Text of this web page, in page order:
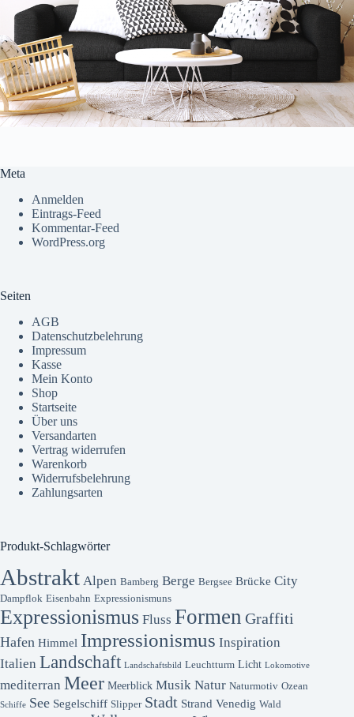
Meta
Anmelden
Eintrags-Feed
Kommentar-Feed
WordPress.org
Seiten
AGB
Datenschutzbelehrung
Impressum
Kasse
Mein Konto
Shop
Startseite
Über uns
Versandarten
Vertrag widerrufen
Warenkorb
Widerrufsbelehrung
Zahlungsarten
Produkt-Schlagwörter
Abstrakt Alpen Bamberg Berge Bergsee Brücke City
Dampflok Eisenbahn Expressionismuns
Expressionismus Fluss Formen Graffiti
Hafen Himmel Impressionismus Inspiration
Italien Landschaft Landschaftsbild Leuchtturm Licht Lokomotive
mediterran Meer Meerblick Musik Natur Naturmotiv Ozean
Schiffe See Segelschiff Slipper Stadt Strand Venedig Wald